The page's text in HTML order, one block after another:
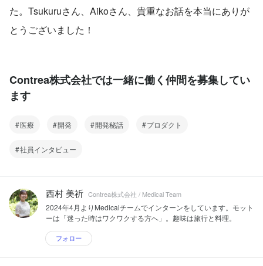
た。Tsukuruさん、Aikoさん、貴重なお話を本当にありが
とうございました！
Contrea株式会社では一緒に働く仲間を募集してい
ます
医療 開発 開発秘話 プロダクト
社員インタビュー
西村 美祈 Contrea株式会社 / Medical Team
2024年4月よりMedicalチームでインターンをしています。モット
ーは「迷った時はワクワクする方へ」。趣味は旅行と料理。
フォロー